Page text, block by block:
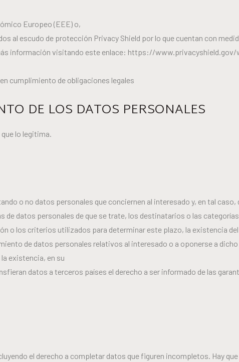
Europeo (EEE) o,
al escudo de protección Privacy Shield por lo que cuentan con
información visitando este enlace: https://
cumplimiento de obligaciones legales
DE LOS DATOS PERSONALES
lo legitima.
o no datos personales que conciernen al interesado y, en tal caso,
datos personales de que se trate, los destinatarios o las
o los criterios utilizados para determinar este plazo, la existencia
de datos personales relativos al interesado o a oponerse a
existencia, en su
datos a terceros países el derecho a ser informado de las
el derecho a completar datos que figuren incompletos. Hay que